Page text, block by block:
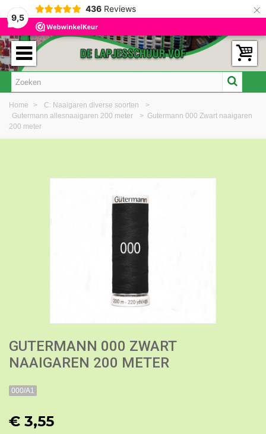
9,5
436 Reviews ×
Home > C: Naaigaren diverse soorten
>
Gutermann allesnaaigaren 200 meter
> Gutermann 000 Zwart naaigaren
200 meter
GUTERMANN 000 ZWART
NAAIGAREN 200 METER
000/A1
€ 3,55